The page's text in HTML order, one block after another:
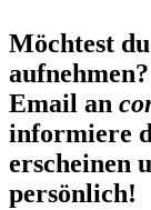
Möchtest
Email an
informiere
erscheinen
persönlich!